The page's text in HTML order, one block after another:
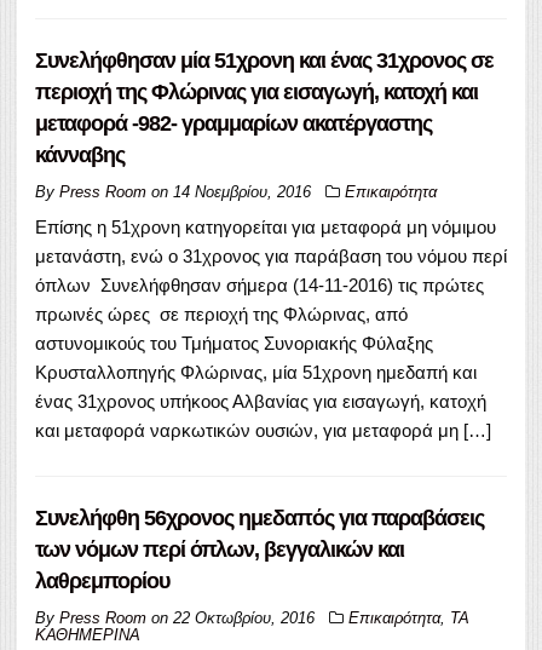
Συνελήφθησαν μία 51χρονη και ένας 31χρονος σε
περιοχή της Φλώρινας για εισαγωγή, κατοχή και
μεταφορά -982- γραμμαρίων ακατέργαστης
κάνναβης
By Press Room on 14 Νοεμβρίου, 2016 Επικαιρότητα
Επίσης η 51χρονη κατηγορείται για μεταφορά μη νόμιμου
μετανάστη, ενώ ο 31χρονος για παράβαση του νόμου περί
όπλων Συνελήφθησαν σήμερα (14-11-2016) τις πρώτες
πρωινές ώρες σε περιοχή της Φλώρινας, από
αστυνομικούς του Τμήματος Συνοριακής Φύλαξης
Κρυσταλλοπηγής Φλώρινας, μία 51χρονη ημεδαπή και
ένας 31χρονος υπήκοος Αλβανίας για εισαγωγή, κατοχή
και μεταφορά ναρκωτικών ουσιών, για μεταφορά μη […]
Συνελήφθη 56χρονος ημεδαπός για παραβάσεις
των νόμων περί όπλων, βεγγαλικών και
λαθρεμπορίου
By Press Room on 22 Οκτωβρίου, 2016 Επικαιρότητα, ΤΑ
ΚΑΘΗΜΕΡΙΝΑ